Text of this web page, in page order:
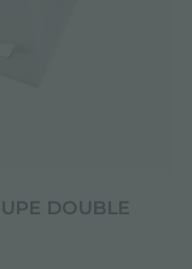
DOUBLE